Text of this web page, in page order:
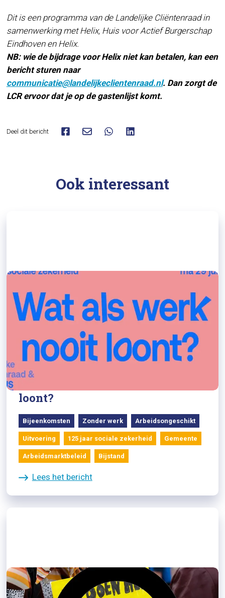
Dit is een programma van de Landelijke Cliëntenraad in
samenwerking met Helix, Huis voor Actief Burgerschap
Eindhoven en Helix.
NB: wie de bijdrage voor Helix niet kan betalen, kan een
bericht sturen naar
communicatie@landelijkeclientenraad.nl. Dan zorgt de
LCR ervoor dat je op de gastenlijst komt.
Deel dit bericht
Ook interessant
28/04/2026
Dialoog op 29 juni bij Arminius in
Rotterdam: Wat als werk nooit
loont?
Bijeenkomsten Zonder werk Arbeidsongeschikt
Uitvoering 125 jaar sociale zekerheid Gemeente
Arbeidsmarktbeleid Bijstand
Lees het bericht